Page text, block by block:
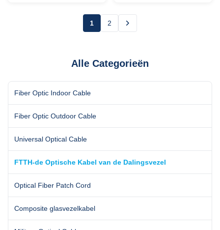
duurzaamheid (-40°C tot +70°C)
Ideaal voor buitenantenne
monsters beschikbaar.
1 2
Alle Categorieën
Fiber Optic Indoor Cable
Fiber Optic Outdoor Cable
Universal Optical Cable
FTTH-de Optische Kabel van de Dalingsvezel
Optical Fiber Patch Cord
Composite glasvezelkabel